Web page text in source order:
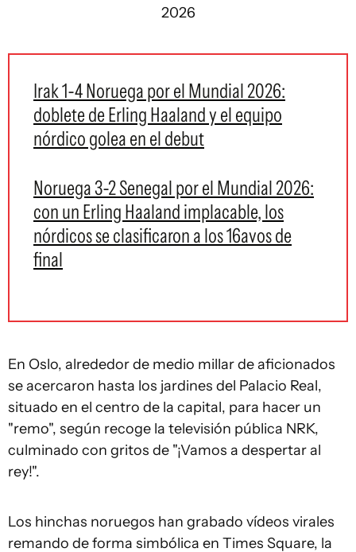
2026
Irak 1-4 Noruega por el Mundial 2026:
doblete de Erling Haaland y el equipo
nórdico golea en el debut
Noruega 3-2 Senegal por el Mundial 2026:
con un Erling Haaland implacable, los
nórdicos se clasificaron a los 16avos de
final
En Oslo, alrededor de medio millar de aficionados
se acercaron hasta los jardines del Palacio Real,
situado en el centro de la capital, para hacer un
"remo", según recoge la televisión pública NRK,
culminado con gritos de "¡Vamos a despertar al
rey!".
Los hinchas noruegos han grabado vídeos virales
remando de forma simbólica en Times Square, la